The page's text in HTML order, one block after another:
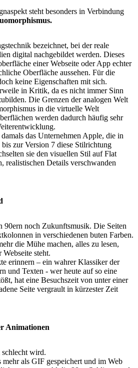
steht besonders in Verbindung
bezeichnet, bei der reale
digital nachgebildet werden. Dieses
einer Webseite oder App echter
Oberfläche aussehen. Für die
keine Eigenschaften mit sich.
in Kritik, da es nicht immer Sinn
Die Grenzen der analogen Welt
in die virtuelle Welt
werden dadurch häufig sehr
das Unternehmen Apple, die in
zur Version 7 diese Stilrichtung
sie den visuellen Stil auf Flat
realistischen Details verschwanden
90ern noch Zukunftsmusik. Die Seiten
in verschiedenen buten Farben.
die Mühe machen, alles zu lesen,
steht.
erinnern – ein wahrer Klassiker der
und Texten - wer heute auf so eine
hat eine Besuchszeit von unter einer
Seite vergrault in kürzester Zeit
Animationen
wird.
als GIF gespeichert und im Web